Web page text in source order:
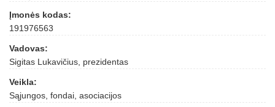
Įmonės kodas:
191976563
Vadovas:
Sigitas Lukavičius, prezidentas
Veikla:
Sąjungos, fondai, asociacijos